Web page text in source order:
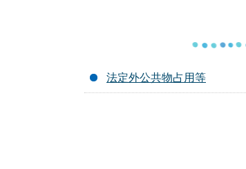
法定外公共物占用等